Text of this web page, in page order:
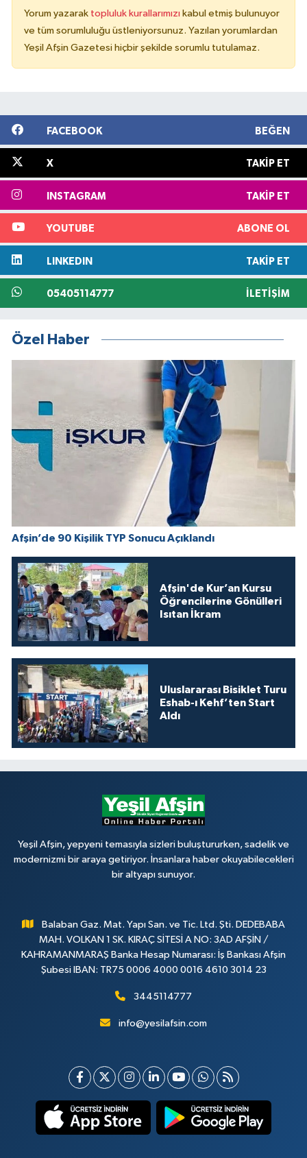
Yorum yazarak topluluk kurallarımızı kabul etmiş bulunuyor
ve tüm sorumluluğu üstleniyorsunuz. Yazılan yorumlardan
Yeşil Afşin Gazetesi hiçbir şekilde sorumlu tutulamaz.
FACEBOOK BEĞEN
X TAKIP ET
INSTAGRAM TAKIP ET
YOUTUBE ABONE OL
LINKEDIN TAKIP ET
05405114777 İLETIŞIM
Özel Haber
Afşin’de 90 Kişilik TYP Sonucu Açıklandı
Afşin'de Kur’an Kursu
Öğrencilerine Gönülleri
Isıtan İkram
Uluslararası Bisiklet Turu
Eshab-ı Kehf’ten Start
Aldı
Yeşil Afşin, yepyeni temasıyla sizleri buluştururken, sadelik ve
modernizmi bir araya getiriyor. İnsanlara haber okuyabilecekleri
bir altyapı sunuyor.
Balaban Gaz. Mat. Yapı San. ve Tic. Ltd. Şti. DEDEBABA
MAH. VOLKAN 1 SK. KIRAÇ SİTESİ A NO: 3AD AFŞİN /
KAHRAMANMARAŞ Banka Hesap Numarası: İş Bankası Afşin
Şubesi IBAN: TR75 0006 4000 0016 4610 3014 23
3445114777
info@yesilafsin.com